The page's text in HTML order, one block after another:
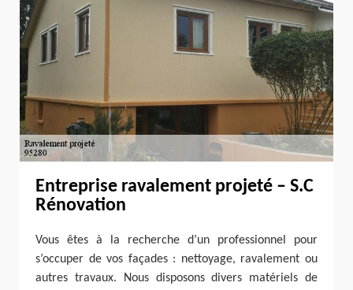
Entreprise ravalement projeté – S.C
Rénovation
Vous êtes à la recherche d’un professionnel pour
s’occuper de vos façades : nettoyage, ravalement ou
autres travaux. Nous disposons divers matériels de